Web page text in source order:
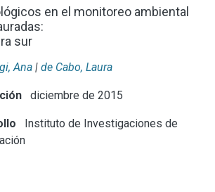
en el monitoreo ambiental
sur
Ana | de Cabo, Laura
diciembre de 2015
Instituto de Investigaciones de